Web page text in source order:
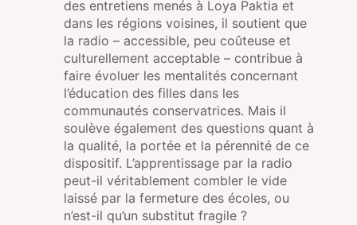
des entretiens menés à Loya Paktia et
dans les régions voisines, il soutient que
la radio – accessible, peu coûteuse et
culturellement acceptable – contribue à
faire évoluer les mentalités concernant
l’éducation des filles dans les
communautés conservatrices. Mais il
soulève également des questions quant à
la qualité, la portée et la pérennité de ce
dispositif. L’apprentissage par la radio
peut-il véritablement combler le vide
laissé par la fermeture des écoles, ou
n’est-il qu’un substitut fragile ?